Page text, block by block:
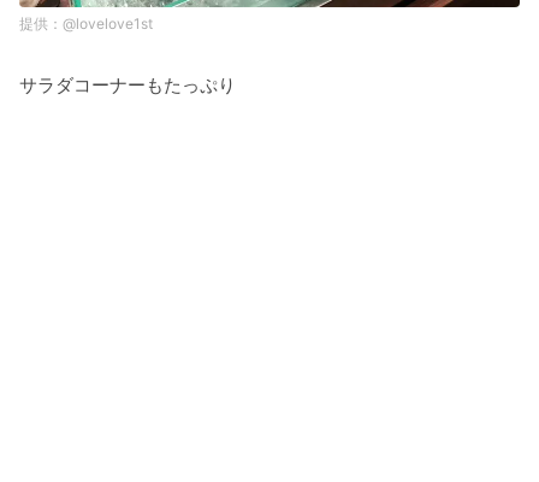
@lovelove1st
サラダコーナーもたっぷり